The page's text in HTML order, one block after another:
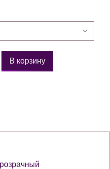
В корзину